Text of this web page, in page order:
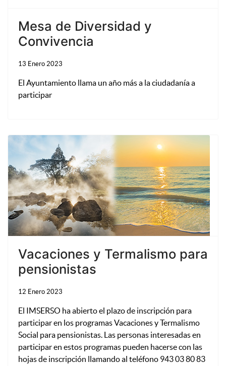
Mesa de Diversidad y
Convivencia
13 Enero 2023
El Ayuntamiento llama un año más a la ciudadanía a
participar
Vacaciones y Termalismo para
pensionistas
12 Enero 2023
El IMSERSO ha abierto el plazo de inscripción para
participar en los programas Vacaciones y Termalismo
Social para pensionistas. Las personas interesadas en
participar en estos programas pueden hacerse con las
hojas de inscripción llamando al teléfono 943 03 80 83